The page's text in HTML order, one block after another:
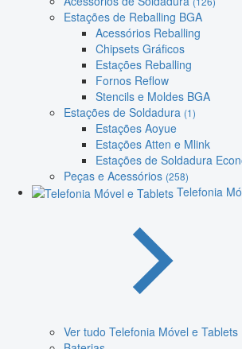
Estações de Reballing BGA
Acessórios Reballing
Chipsets Gráficos
Estações Reballing
Fornos Reflow
Stencils e Moldes BGA
Estações de Soldadura (1)
Estações Aoyue
Estações Atten e Mlink
Estações de Soldadura
Peças e Acessórios (258)
Telefonia
Ver tudo Telefonia Móvel e Tablets